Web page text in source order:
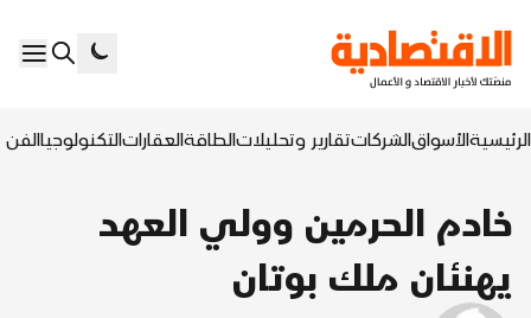
الرئيسيةالأسواقالشركاتتقارير وتحليلاتالطاقةالعقاراتالتكنولوجياالفن
خادم الحرمين وولي العهد
يهنئان ملك بوتان